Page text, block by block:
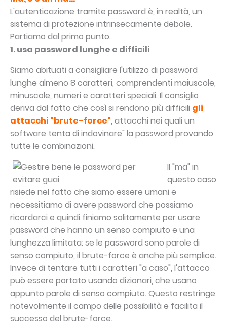
L'autenticazione tramite password è, in realtà, un
sistema di protezione intrinsecamente debole.
Partiamo dal primo punto.
1. usa password lunghe e difficili
Siamo abituati a consigliare l'utilizzo di password
lunghe almeno 8 caratteri, comprendenti maiuscole,
minuscole, numeri e caratteri speciali. Il consiglio
deriva dal fatto che così si rendono più difficili gli
attacchi "brute-force", attacchi nei quali un
software tenta di indovinare" la password provando
tutte le combinazioni.
Il "ma" in
questo caso
risiede nel fatto che siamo essere umani e
necessitiamo di avere password che possiamo
ricordarci e quindi finiamo solitamente per usare
password che hanno un senso compiuto e una
lunghezza limitata: se le password sono parole di
senso compiuto, il brute-force è anche più semplice.
Invece di tentare tutti i caratteri "a caso", l'attacco
può essere portato usando dizionari, che usano
appunto parole di senso compiuto. Questo restringe
notevolmente il campo delle possibilità e facilita il
successo del brute-force.